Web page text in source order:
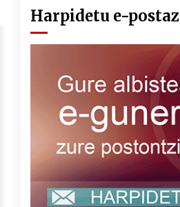
Harpidetu e-postaz